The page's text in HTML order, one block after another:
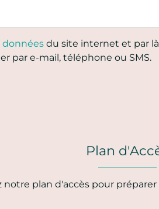
du site internet et par
par e-mail, téléphone ou SMS.
Plan
notre plan d'accès pour